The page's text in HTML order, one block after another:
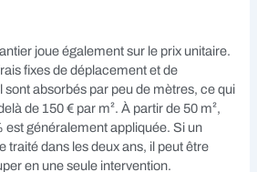
joue également sur le prix unitaire.
fixes de déplacement et de
absorbés par peu de mètres, ce qui
de 150 € par m². À partir de 50 m²,
est généralement appliquée. Si un
traité dans les deux ans, il peut être
en une seule intervention.